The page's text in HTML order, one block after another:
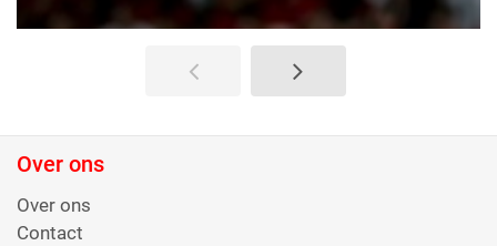
Over ons
Over ons
Contact